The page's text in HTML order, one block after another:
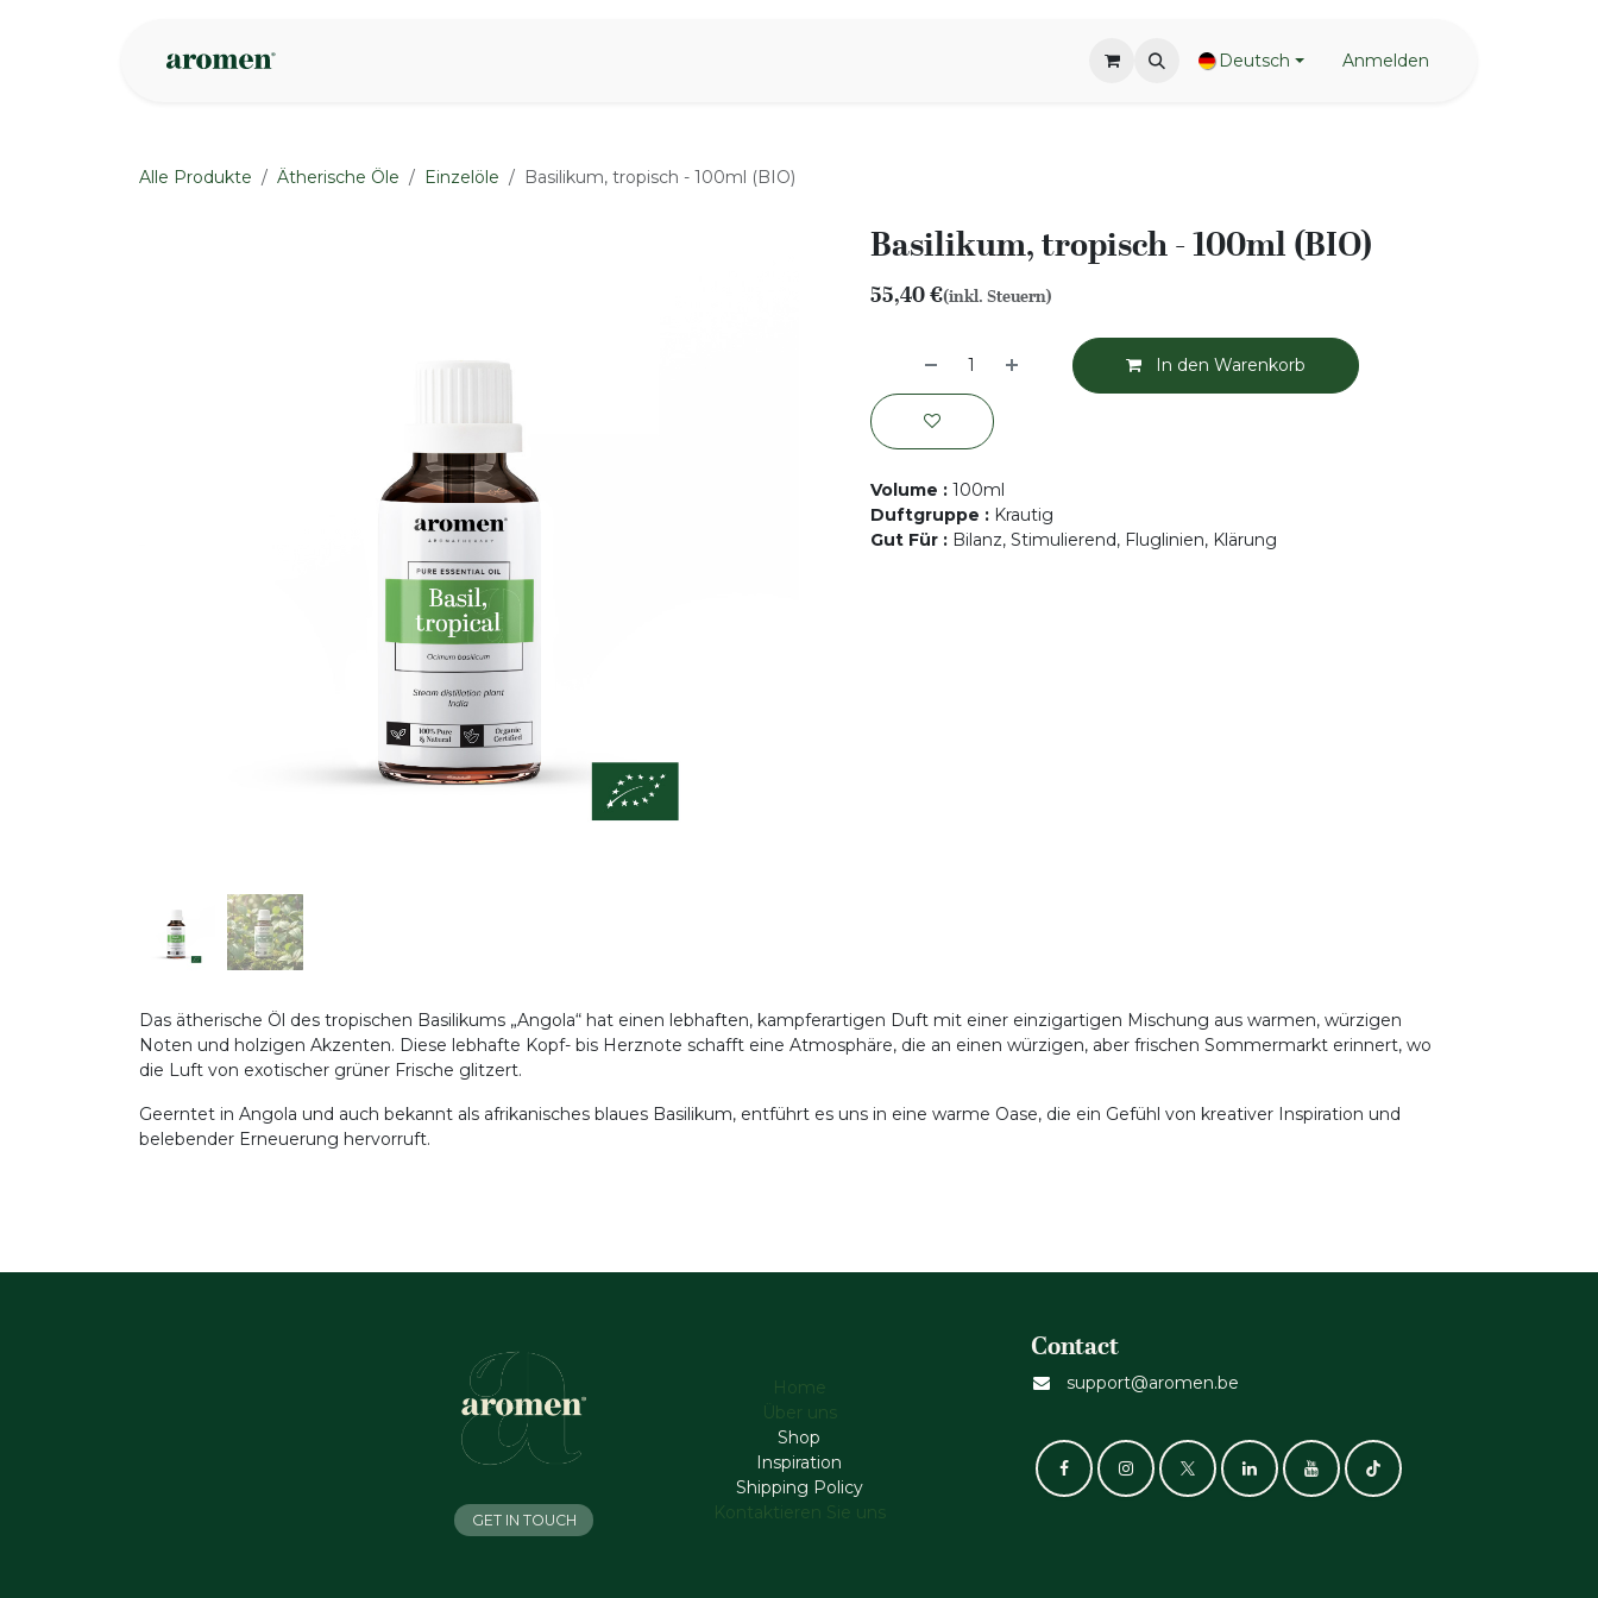
Deutsch Anmelden
Alle Produkte Ätherische Öle Einzelöle Basilikum, tropisch - 100ml (BIO)
Basilikum, tropisch - 100ml (BIO)
55,40€(inkl. Steuern)
In den Warenkorb
Volume : 100ml
Duftgruppe : Krautig
Gut Für : Bilanz, Stimulierend, Fluglinien, Klärung
Das ätherische Öl des tropischen Basilikums „Angola“ hat einen lebhaften, kampferartigen Duft mit einer einzigartigen Mischung aus warmen, würzigen
Noten und holzigen Akzenten. Diese lebhafte Kopf- bis Herznote schafft eine Atmosphäre, die an einen würzigen, aber frischen Sommermarkt erinnert, wo
die Luft von exotischer grüner Frische glitzert.
Geerntet in Angola und auch bekannt als afrikanisches blaues Basilikum, entführt es uns in eine warme Oase, die ein Gefühl von kreativer Inspiration und
belebender Erneuerung hervorruft.
Home
Über uns
Shop
Inspiration
Shipping Policy
Kontaktieren Sie uns
Contact
support@aromen.be
GET IN TOUCH